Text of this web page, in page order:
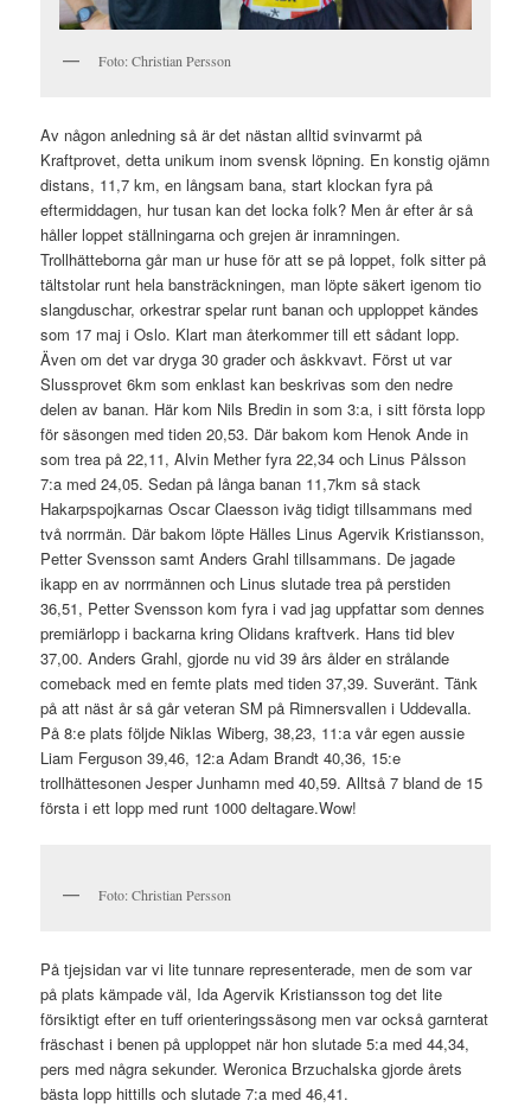
Foto: Christian Persson
Av någon anledning så är det nästan alltid svinvarmt på
Kraftprovet, detta unikum inom svensk löpning. En konstig ojämn
distans, 11,7 km, en långsam bana, start klockan fyra på
eftermiddagen, hur tusan kan det locka folk? Men år efter år så
håller loppet ställningarna och grejen är inramningen.
Trollhätteborna går man ur huse för att se på loppet, folk sitter på
tältstolar runt hela bansträckningen, man löpte säkert igenom tio
slangduschar, orkestrar spelar runt banan och upploppet kändes
som 17 maj i Oslo. Klart man återkommer till ett sådant lopp.
Även om det var dryga 30 grader och åskkvavt. Först ut var
Slussprovet 6km som enklast kan beskrivas som den nedre
delen av banan. Här kom Nils Bredin in som 3:a, i sitt första lopp
för säsongen med tiden 20,53. Där bakom kom Henok Ande in
som trea på 22,11, Alvin Mether fyra 22,34 och Linus Pålsson
7:a med 24,05. Sedan på långa banan 11,7km så stack
Hakarpspojkarnas Oscar Claesson iväg tidigt tillsammans med
två norrmän. Där bakom löpte Hälles Linus Agervik Kristiansson,
Petter Svensson samt Anders Grahl tillsammans. De jagade
ikapp en av norrmännen och Linus slutade trea på perstiden
36,51, Petter Svensson kom fyra i vad jag uppfattar som dennes
premiärlopp i backarna kring Olidans kraftverk. Hans tid blev
37,00. Anders Grahl, gjorde nu vid 39 års ålder en strålande
comeback med en femte plats med tiden 37,39. Suveränt. Tänk
på att näst år så går veteran SM på Rimnersvallen i Uddevalla.
På 8:e plats följde Niklas Wiberg, 38,23, 11:a vår egen aussie
Liam Ferguson 39,46, 12:a Adam Brandt 40,36, 15:e
trollhättesonen Jesper Junhamn med 40,59. Alltså 7 bland de 15
första i ett lopp med runt 1000 deltagare.Wow!
Foto: Christian Persson
På tjejsidan var vi lite tunnare representerade, men de som var
på plats kämpade väl, Ida Agervik Kristiansson tog det lite
försiktigt efter en tuff orienteringssäsong men var också garnterat
fräschast i benen på upploppet när hon slutade 5:a med 44,34,
pers med några sekunder. Weronica Brzuchalska gjorde årets
bästa lopp hittills och slutade 7:a med 46,41.